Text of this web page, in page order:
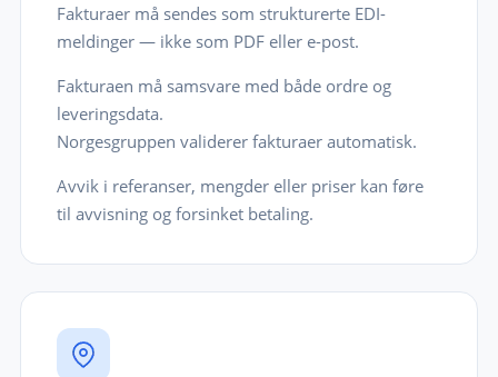
Fakturaer må sendes som strukturerte EDI-
meldinger — ikke som PDF eller e-post.
Fakturaen må samsvare med både ordre og
leveringsdata.
Norgesgruppen validerer fakturaer automatisk.
Avvik i referanser, mengder eller priser kan føre
til avvisning og forsinket betaling.